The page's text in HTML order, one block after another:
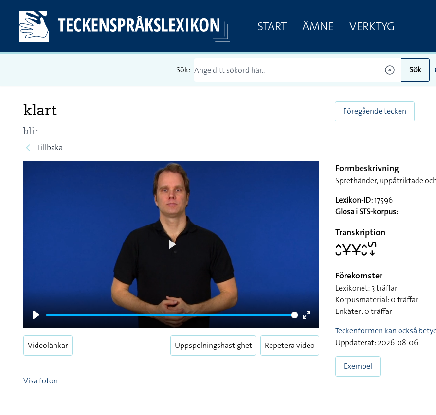
START ÄMNE VERKTYG
Sök: Sök
klart
blir
Tillbaka
Föregående tecken
Play
Enter
fullscreen
Play
Videolänkar Uppspelningshastighet Repetera video
Visa foton
Formbeskrivning
Sprethänder, uppåtriktade
Lexikon-ID:17596
Glosa i STS-korpus:-
Transkription
􌤵􌤷􌥃􌥃􌤵􌤷􌥲􌦊
Förekomster
Lexikonet: 3 träffar
Korpusmaterial: 0 träffar
Enkäter: 0 träffar
Teckenformen kan också
Uppdaterat: 2026-08-06
Exempel